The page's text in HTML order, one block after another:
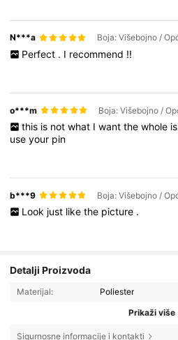
N***a
Perfect . I recommend !!
o***m
this is not what I want the whole is
useyour pin
b***9
Look just like the picture .
Detalji Proizvoda
Materijal: Poliester
Prikaži više
Sigurnosne informacije i kontakti